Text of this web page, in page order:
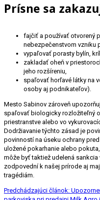
Prísne sa
fajčiť a používať otvorený
nebezpečenstvom vzniku
vypaľovať porasty bylín,
zakladať oheň v
jeho rozšíreniu,
spaľovať horľavé látky na
osoby aj podnikateľov).
Mesto Sabinov zároveň
spaľovať biologicky rozložiteľný
priestranstve alebo vo
Dodržiavanie týchto zásad je
povinností na úseku ochrany
uložené pokarhanie alebo
môže byť taktiež udelená
zodpovední k našej prírode aj
tragédiám.
Predchádzajúci článok: